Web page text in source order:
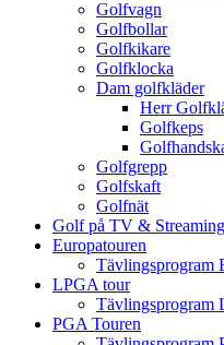
Golfvagn
Golfbollar
Golfkikare
Golfklocka
Dam golfkläder
Herr
Golfkeps
Golfgrepp
Golfskaft
Golfnät
Golf på TV & Streaming
Europatouren
Tävlingsprogram
LPGA tour
Tävlingsprogram
PGA Touren